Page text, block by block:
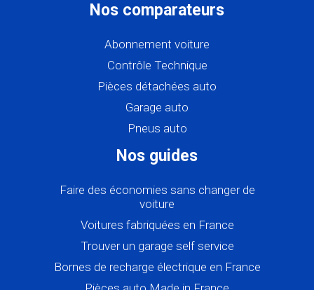
Nos comparateurs
Abonnement voiture
Contrôle Technique
Pièces détachées auto
Garage auto
Pneus auto
Nos guides
Faire des économies sans changer de
voiture
Voitures fabriquées en France
Trouver un garage self service
Bornes de recharge électrique en France